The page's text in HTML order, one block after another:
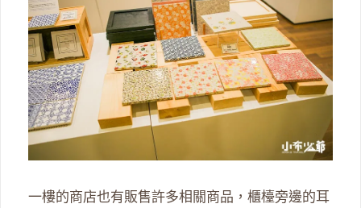
一樓的商店也有販售許多相關商品，櫃檯旁邊的耳